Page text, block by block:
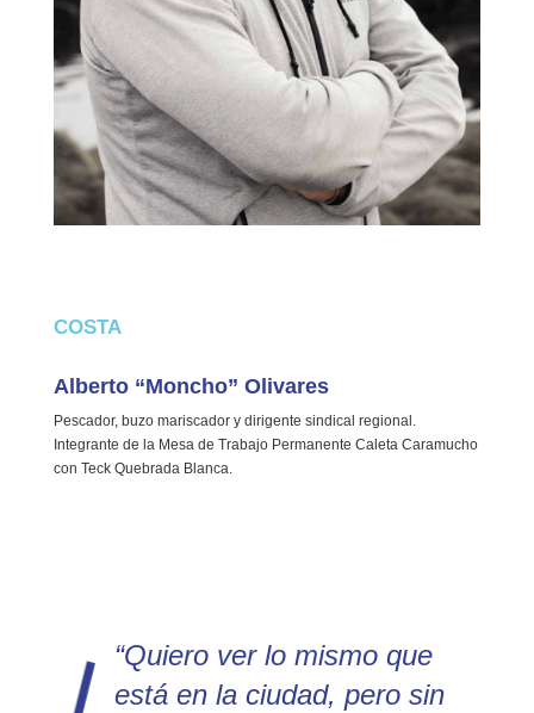
COSTA
Alberto “Moncho” Olivares
Pescador, buzo mariscador y dirigente sindical regional.
Integrante de la Mesa de Trabajo Permanente Caleta Caramucho
con Teck Quebrada Blanca.
“Quiero ver lo mismo que
está en la ciudad, pero sin